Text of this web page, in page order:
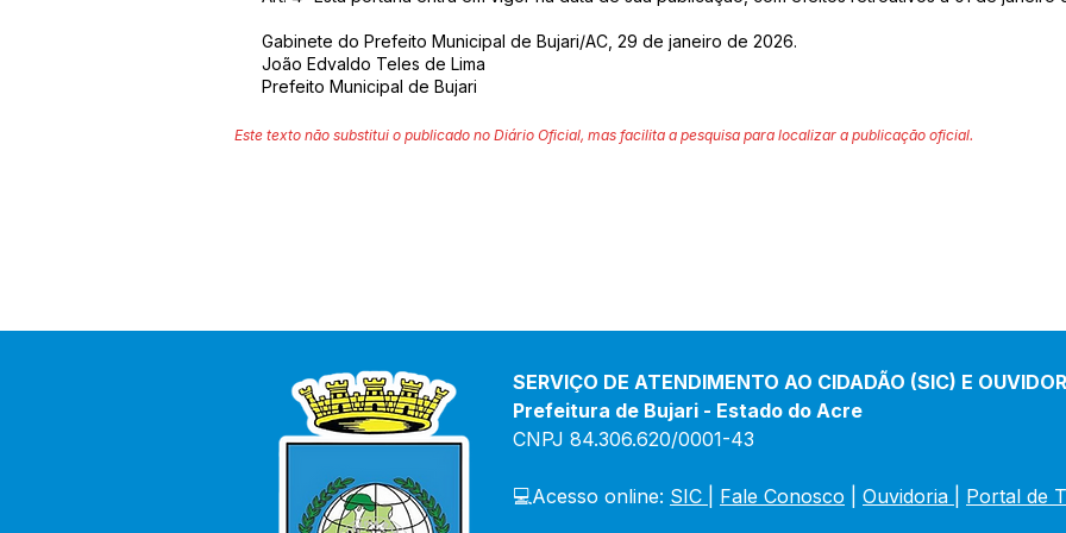
Gabinete do Prefeito Municipal de Bujari/AC, 29 de janeiro de 2026.
João Edvaldo Teles de Lima
Prefeito Municipal de Bujari
Este texto não substitui o publicado no Diário Oficial, mas facilita a pesquisa para localizar a publicação oficial.
SERVIÇO DE ATENDIMENTO AO CIDADÃO (SIC) E
Prefeitura de Bujari - Estado do Acre
CNPJ 84.306.620/0001-43
💻Acesso online: SIC Fale Conosco Ouvidoria Portal de